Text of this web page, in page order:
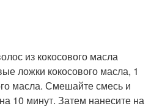
из кокосового масла
ложки кокосового масла, 1
масла. Смешайте смесь и
10 минут. Затем нанесите на